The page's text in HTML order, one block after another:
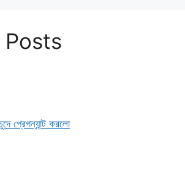
Posts
প্রেগন্যান্ট করলো